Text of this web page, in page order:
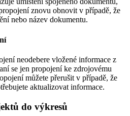
znovu obnovit v případě, že
nebo název dokumentu.
neodebere vložené informace z
se jen propojení ke zdrojovému
můžete přerušit v případě, že
aktualizovat informace.
do výkresů